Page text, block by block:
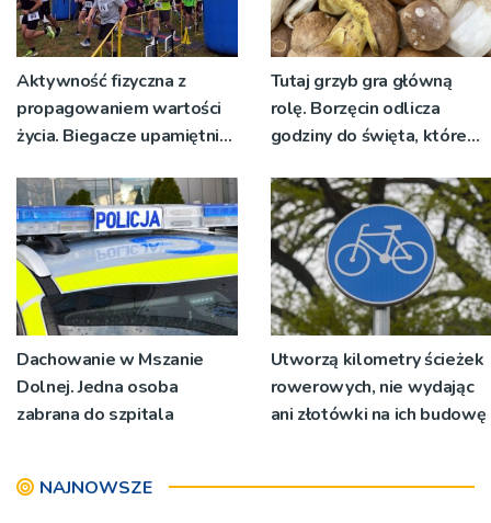
Aktywność fizyczna z
propagowaniem wartości
życia. Biegacze upamiętnili
Tutaj grzyb gra główną
rolę. Borzęcin odlicza
godziny do święta, które
pokoleń
Dachowanie w Mszanie
Dolnej. Jedna osoba
zabrana do szpitala
Utworzą kilometry ścieżek
rowerowych, nie wydając
ani złotówki na ich budowę
NAJNOWSZE